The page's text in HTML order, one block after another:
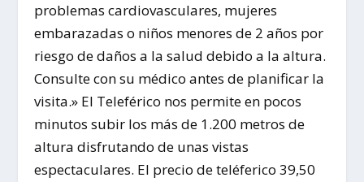
problemas cardiovasculares, mujeres
embarazadas o niños menores de 2 años por
riesgo de daños a la salud debido a la altura.
Consulte con su médico antes de planificar la
visita.» El Teleférico nos permite en pocos
minutos subir los más de 1.200 metros de
altura disfrutando de unas vistas
espectaculares. El precio de teléferico 39,50